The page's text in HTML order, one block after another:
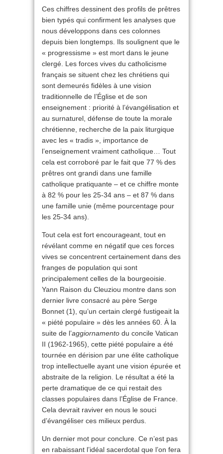
Ces chiffres dessinent des profils de prêtres
bien typés qui confirment les analyses que
nous développons dans ces colonnes
depuis bien longtemps. Ils soulignent que le
« progressisme » est mort dans le jeune
clergé. Les forces vives du catholicisme
français se situent chez les chrétiens qui
sont demeurés fidèles à une vision
traditionnelle de l’Église et de son
enseignement : priorité à l’évangélisation et
au surnaturel, défense de toute la morale
chrétienne, recherche de la paix liturgique
avec les « tradis », importance de
l’enseignement vraiment catholique… Tout
cela est corroboré par le fait que 77 % des
prêtres ont grandi dans une famille
catholique pratiquante – et ce chiffre monte
à 82 % pour les 25-34 ans – et 87 % dans
une famille unie (même pourcentage pour
les 25-34 ans).
Tout cela est fort encourageant, tout en
révélant comme en négatif que ces forces
vives se concentrent certainement dans des
franges de population qui sont
principalement celles de la bourgeoisie.
Yann Raison du Cleuziou montre dans son
dernier livre consacré au père Serge
Bonnet (1), qu’un certain clergé fustigeait la
« piété populaire » dès les années 60. À la
suite de l’aggiornamento du concile Vatican
II (1962-1965), cette piété populaire a été
tournée en dérision par une élite catholique
trop intellectuelle ayant une vision épurée et
abstraite de la religion. Le résultat a été la
perte dramatique de ce qui restait des
classes populaires dans l’Église de France.
Cela devrait raviver en nous le souci
d’évangéliser ces milieux perdus.
Un dernier mot pour conclure. Ce n’est pas
en rabaissant l’idéal sacerdotal que l’on fera